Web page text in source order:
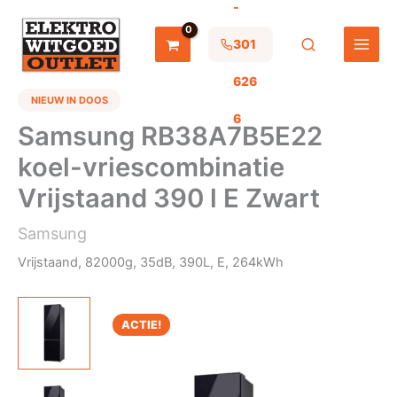
inhoud
-
301
626
6
NIEUW IN DOOS
Samsung RB38A7B5E22
koel-vriescombinatie
Vrijstaand 390 l E Zwart
Samsung
Vrijstaand, 82000g, 35dB, 390L, E, 264kWh
ACTIE!